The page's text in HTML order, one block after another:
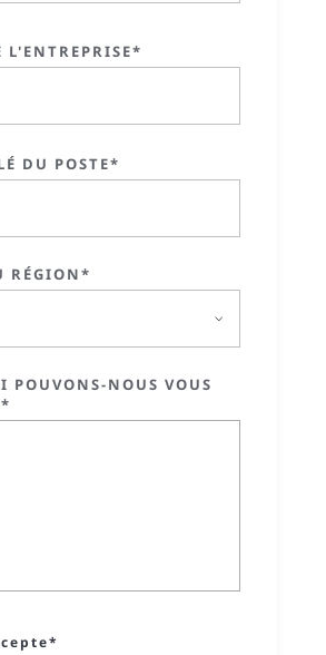
L'ENTREPRISE*
DU POSTE*
RÉGION*
POUVONS-NOUS VOUS